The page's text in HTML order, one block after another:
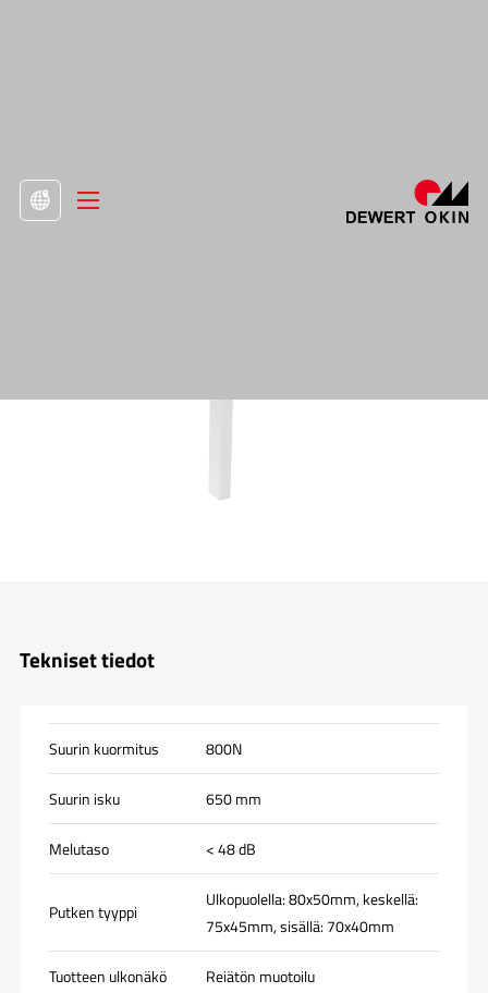
Tekniset tiedot
Suurin kuormitus 800N
Suurin isku 650 mm
Melutaso < 48 dB
Putken tyyppi
Ulkopuolella: 80x50mm, keskellä:
75x45mm, sisällä: 70x40mm
Tuotteen ulkonäkö Reiätön muotoilu